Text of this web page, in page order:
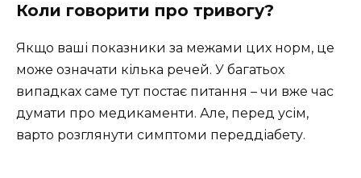
Коли говорити про тривогу?
Якщо ваші показники за межами цих норм, це
може означати кілька речей. У багатьох
випадках саме тут постає питання – чи вже час
думати про медикаменти. Але, перед усім,
варто розглянути симптоми переддіабету.